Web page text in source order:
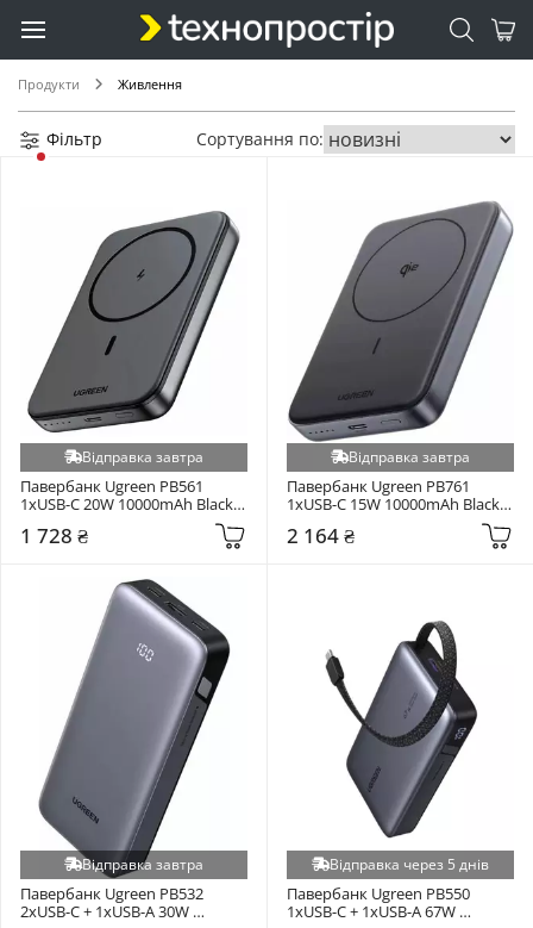
Продукти Живлення
Senmaxu (+1)
Sunwoda (+1)
TECNOWARE (+1)
Trinix (+1)
Ttec (+1)
Usams (+1)
Vision (+1)
Yonii (+1)
Фільтр Сортування по:
Відправка завтра
Павербанк Ugreen PB561
1xUSB-C 20W 10000mAh Black
1 728 ₴
Відправка завтра
Павербанк Ugreen PB761
1xUSB-C 15W 10000mAh Black
2 164 ₴
Відправка завтра
Павербанк Ugreen PB532
2xUSB-C + 1xUSB-A 30W
Відправка через 5 днів
Павербанк Ugreen PB550
1xUSB-C + 1xUSB-A 67W